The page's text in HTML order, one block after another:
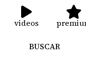
videos
BUSCAR